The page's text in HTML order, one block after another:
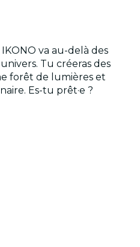
va au-delà des
Tu créeras des
forêt de lumières et
Es-tu prêt·e ?